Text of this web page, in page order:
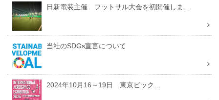
日新電装主催 フットサル大会を初開催しま…
当社のSDGs宣言について
2024年10月16～19日 東京ビック…